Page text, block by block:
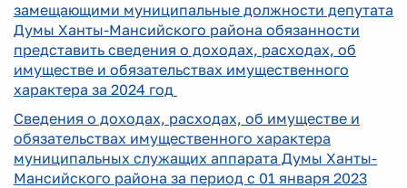
замещающими муниципальные должности депутата
Думы Ханты-Мансийского района обязанности
представить сведения о доходах, расходах, об
имуществе и обязательствах имущественного
характера за 2024 год
Сведения о доходах, расходах, об имуществе и
обязательствах имущественного характера
муниципальных служащих аппарата Думы Ханты-
Мансийского района за период с 01 января 2023